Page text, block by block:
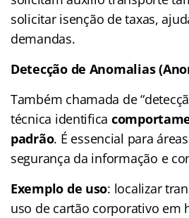
solicitar isenção de taxas,
demandas.
Detecção de Anomalias
Também chamada de
técnica identifica
padrão. É essencial para
segurança da informação e
Exemplo de uso: localizar
uso de cartão corporativo em